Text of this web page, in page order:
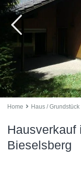
Home Haus / Grundstück
Hausverkauf
Bieselsberg